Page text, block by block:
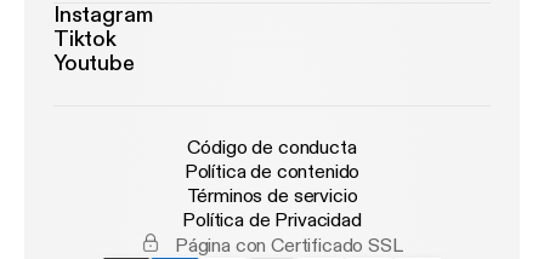
Instagram
Tiktok
Youtube
Código de conducta
Política de contenido
Términos de servicio
Política de Privacidad
Página con Certificado SSL